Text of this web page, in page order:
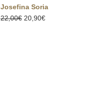
Josefina Soria
22,00€ El
20,90€El